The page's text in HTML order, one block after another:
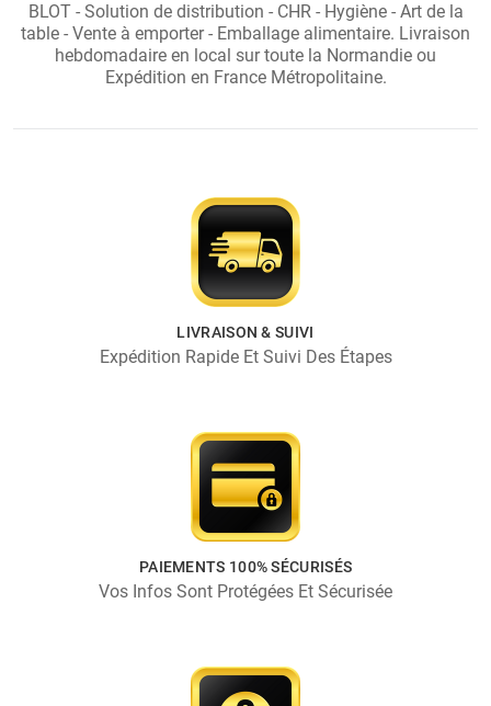
BLOT - Solution de distribution - CHR - Hygiène - Art de la
table - Vente à emporter - Emballage alimentaire. Livraison
hebdomadaire en local sur toute la Normandie ou
Expédition en France Métropolitaine.
LIVRAISON & SUIVI
Expédition Rapide Et Suivi Des Étapes
PAIEMENTS 100% SÉCURISÉS
Vos Infos Sont Protégées Et Sécurisée